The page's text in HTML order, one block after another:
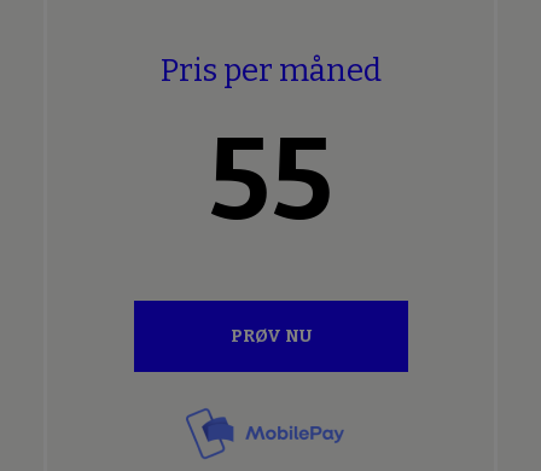
Pris per måned
55
PRØV NU